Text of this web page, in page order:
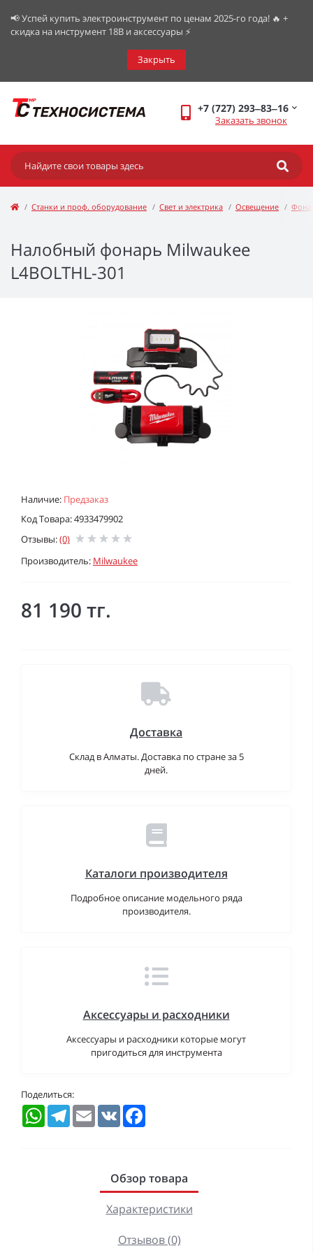
📢 Успей купить электроинструмент по ценам 2025-го года! 🔥 +
скидка на инструмент 18В и аксессуары ⚡️
Закрыть
+7 (727) 293‒83‒16
Заказать звонок
Станки и проф. оборудование Свет и электрика Освещение
Налобный фонарь Milwaukee
L4BOLTHL-301
Наличие: Предзаказ
Код Товара: 4933479902
Отзывы:(0)
Производитель: Milwaukee
81 190 тг.
Доставка
Склад в Алматы. Доставка по стране за 5
дней.
Каталоги производителя
Подробное описание модельного ряда
производителя.
Аксессуары и расходники
Аксессуары и расходники которые могут
пригодиться для инструмента
Поделиться:
WhatsAppTelegramEmail VK
Обзор товара
Характеристики
Отзывов (0)